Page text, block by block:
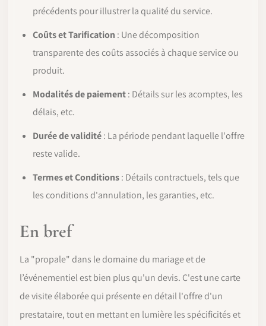
précédents pour illustrer la qualité du service.
Coûts et Tarification : Une décomposition
transparente des coûts associés à chaque service ou
produit.
Modalités de paiement: Détails sur les acomptes, les
délais, etc.
Durée de validité: La période pendant laquelle l'offre
reste valide.
Termes et Conditions: Détails contractuels, tels que
les conditions d'annulation, les garanties, etc.
En bref
La "propale" dans le domaine du mariage et de
l’événementiel est bien plus qu'un devis. C'est une carte
de visite élaborée qui présente en détail l'offre d'un
prestataire, tout en mettant en lumière les spécificités et